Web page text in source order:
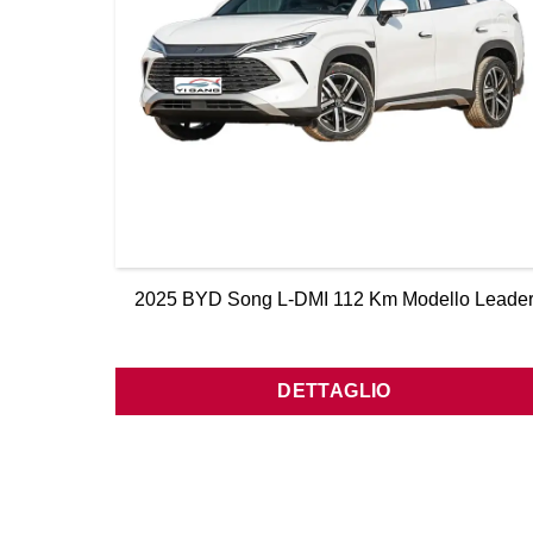
2025 BYD Song L-DMI 112 Km Modello Leader
DETTAGLIO